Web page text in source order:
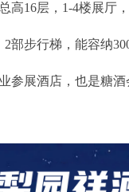
高16层，1-4楼展厅
部步行梯，能容纳
参展酒店，也是糖